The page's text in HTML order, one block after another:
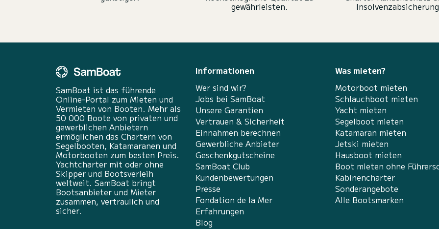
gewährleisten.
SamBoat ist das führende
Online-Portal zum Mieten und
Vermieten von Booten. Mehr als
50 000 Boote von privaten und
gewerblichen Anbietern
ermöglichen das Chartern von
Segelbooten, Katamaranen und
Motorbooten zum besten Preis.
Yachtcharter mit oder ohne
Skipper und Bootsverleih
weltweit. SamBoat bringt
Bootsanbieter und Mieter
zusammen, vertraulich und
sicher.
Informationen
Wer sind wir?
Jobs bei SamBoat
Unsere Garantien
Vertrauen & Sicherheit
Einnahmen berechnen
Gewerbliche Anbieter
Geschenkgutscheine
SamBoat Club
Kundenbewertungen
Presse
Fondation de la Mer
Erfahrungen
Blog
Was mieten?
Motorboot mieten
Schlauchboot mieten
Yacht mieten
Segelboot mieten
Katamaran mieten
Jetski mieten
Hausboot mieten
Boot mieten ohne
Kabinencharter
Sonderangebote
Alle Bootsmarken